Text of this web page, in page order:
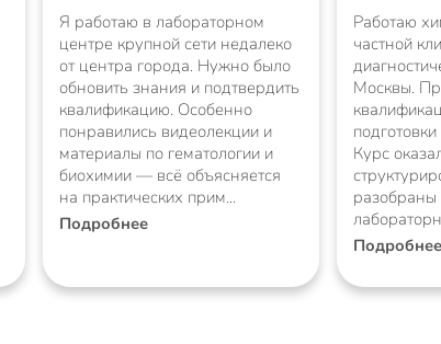
Я работаю в лабораторном
центре крупной сети недалеко
от центра города. Нужно было
обновить знания и подтвердить
квалификацию. Особенно
понравились видеолекции и
материалы по гематологии и
биохимии — всё объясняется
на практических прим
Подробнее
Работаю
частной
Москвы.
Курс
Подробнее